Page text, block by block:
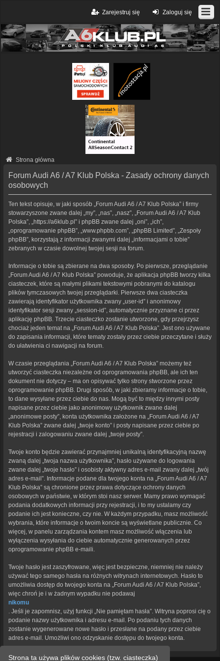
Strona ta używa plików cookies (tzw. ciasteczka)
Zaloguj się
Zarejestruj się
Strona główna
Forum Audi A6 / A7 Klub Polska - Zasady ochrony danych
osobowych
Ten tekst opisuje, w jaki sposób „Forum Audi A6 / A7 Klub Polska” i firmy
stowarzyszone zwane dalej „my”, „nas”, „nasz”, „Forum Audi A6 / A7 Klub
Polska”, „https://a6klub.pl” i phpBB zwane dalej „oni”, „ich”,
„oprogramowanie phpBB”, „www.phpbb.com”, „phpBB Limited”, „Zespoły
phpBB”, korzystają z informacji zwanymi dalej „informacjami o tobie”
zebranych w czasie dowolnej twojej sesji na forum.
Informacje o tobie są zbierane na dwa sposoby. Po pierwsze, przeglądanie
„Forum Audi A6 / A7 Klub Polska” powoduje, że aplikacja phpBB tworzy kilka
ciasteczek, które są małymi plikami tekstowymi pobranymi do katalogu
plików tymczasowych twojej przeglądarki. Pierwsze dwa ciasteczka
zawierają identyfikator użytkownika zwany „user-id” i anonimowy
identyfikator sesji zwany „session-id”, automatycznie przyznane ci przez
aplikację phpBB. Trzecie ciasteczko zostanie utworzone, gdy przejrzysz
chociaż jeden temat na „Forum Audi A6 / A7 Klub Polska”. Jest ono używane
do zapisania informacji, które tematy zostały przez ciebie przeczytane i służy
do ułatwienia ci nawigacji na forum.
W czasie przeglądania „Forum Audi A6 / A7 Klub Polska” możemy też
utworzyć ciasteczka niezależne od oprogramowania phpBB, ale ich ten
dokument nie dotyczy – ma on opisywać tylko strony stworzone przez
oprogramowanie phpBB. Drugi sposób, w jaki zbieramy informacje o tobie,
to dane wysyłane przez ciebie do nas. Mogą być to między innymi posty
napisane przez ciebie jako anonimowy użytkownik zwane dalej
„anonimowe posty”, konta użytkownika założone na „Forum Audi A6 / A7
Klub Polska” zwane dalej „twoje konto” i posty napisane przez ciebie po
rejestracji i zalogowaniu zwane dalej „twoje posty”.
Twoje konto będzie zawierać przynajmniej unikalną identyfikacyjną nazwę
zwaną dalej „twoja nazwa użytkownika”, hasło używane do logowania
zwane dalej „twoje hasło” i osobisty aktywny adres e-mail zwany dalej „twój
adres e-mail”. Informacje podane dla twojego konta na „Forum Audi A6 / A7
Klub Polska” są chronione przez prawa dotyczące ochrony danych
osobowych w państwie, w którym stoi nasz serwer. Mamy prawo wymagać
podania dodatkowych informacji przy rejestracji, i to my ustalamy czy
podanie ich jest konieczne, czy nie. W każdym przypadku, masz możliwość
wybrania, które informacje o twoim koncie są wyświetlane publicznie. Co
więcej, w panelu zarządzania kontem masz możliwość włączenia lub
wyłączenia wysyłania do ciebie automatycznie generowanych przez
oprogramowanie phpBB e-maili.
Twoje hasło jest zaszyfrowane, więc jest bezpieczne, niemniej nie należy
używać tego samego hasła na różnych witrynach internetowych. Hasło to
umożliwia dostęp do twojego konta na „Forum Audi A6 / A7 Klub Polska”,
więc chroń je i w żadnym wypadku nie podawaj
nikomu
. Jeśli je zapomnisz, użyj funkcji „Nie pamiętam hasła”. Witryna poprosi cię o
podanie nazwy użytkownika i adresu e-mail. Po podaniu tych danych
zostanie wygenerowane nowe hasło i przesłane na podany przez ciebie
adres e-mail. Umożliwi ono odzyskanie dostępu do twojego konta.